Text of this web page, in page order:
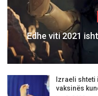
Edhe viti 2021
Izraeli shteti
vaksinës